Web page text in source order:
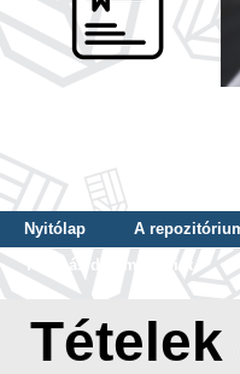
Nyitólap A
Tallózás dátum szerint